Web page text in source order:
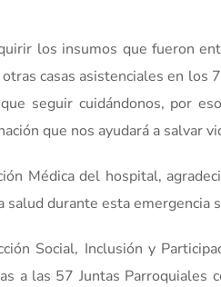
los insumos que fueron
casas asistenciales en los
seguir cuidándonos, por
que nos ayudará a salvar
Médica del hospital,
salud durante esta emergencia
Social, Inclusión y
a las 57 Juntas Parroquiales